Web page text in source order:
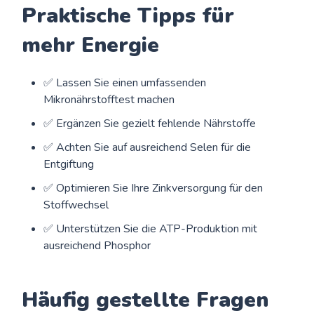
Praktische Tipps für
mehr Energie
✅ Lassen Sie einen umfassenden
Mikronährstofftest machen
✅ Ergänzen Sie gezielt fehlende Nährstoffe
✅ Achten Sie auf ausreichend Selen für die
Entgiftung
✅ Optimieren Sie Ihre Zinkversorgung für den
Stoffwechsel
✅ Unterstützen Sie die ATP-Produktion mit
ausreichend Phosphor
Häufig gestellte Fragen